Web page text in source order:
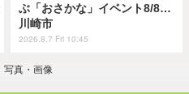
ぶ「おさかな」イベント8/8…
川崎市
2026.8.7 Fri 10:45
写真・画像